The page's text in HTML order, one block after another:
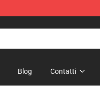
Blog Contatti